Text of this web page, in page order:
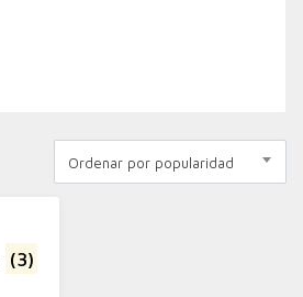
Ordenar por popularidad
(3)